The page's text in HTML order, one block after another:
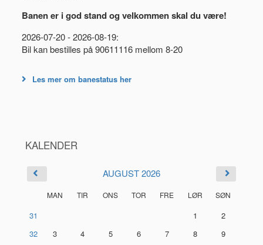
Banen er i god stand og velkommen skal du være!
2026-07-20 - 2026-08-19:
Bil kan bestilles på 90611116 mellom 8-20
Les mer om banestatus her
KALENDER
AUGUST 2026
MAN TIR ONS TOR FRE LØR SØN
31 1
2
32
3 4 5 6 7 8
9